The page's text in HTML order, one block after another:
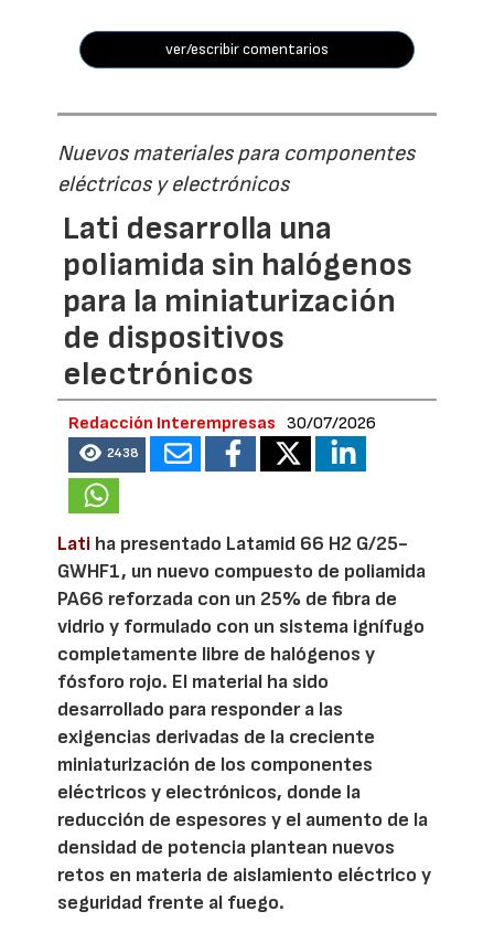
ver/escribir comentarios
Nuevos materiales para componentes
eléctricos y electrónicos
Lati desarrolla una
poliamida sin halógenos
para la miniaturización
de dispositivos
electrónicos
Redacción Interempresas 30/07/2026
2438
Lati ha presentado Latamid 66 H2 G/25-
GWHF1, un nuevo compuesto de poliamida
PA66 reforzada con un 25% de fibra de
vidrio y formulado con un sistema ignífugo
completamente libre de halógenos y
fósforo rojo. El material ha sido
desarrollado para responder a las
exigencias derivadas de la creciente
miniaturización de los componentes
eléctricos y electrónicos, donde la
reducción de espesores y el aumento de la
densidad de potencia plantean nuevos
retos en materia de aislamiento eléctrico y
seguridad frente al fuego.